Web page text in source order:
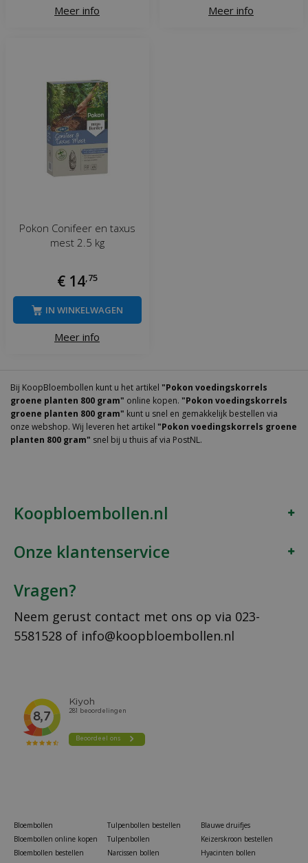
Meer info Meer info
Pokon Conifeer en taxus
mest 2.5 kg
€ 14,75
Meer info
IN WINKELWAGEN
Bij KoopBloembollen kunt u het artikel "Pokon voedingskorrels
groene planten 800 gram" online kopen. "Pokon voedingskorrels
groene planten 800 gram" kunt u snel en gemakkelijk bestellen via
onze webshop. Wij leveren het artikel "Pokon voedingskorrels groene
planten 800 gram" snel bij u thuis af via PostNL.
Koopbloembollen.nl
Onze klantenservice
Vragen?
Neem gerust contact met ons op via 023-
5581528 of info@koopbloembollen.nl
Bloembollen
Bloembollen online kopen
Bloembollen bestellen
Tulpenbollen bestellen
Tulpenbollen
Narcissen bollen
Blauwe druifjes
Keizerskroon bestellen
Hyacinten bollen